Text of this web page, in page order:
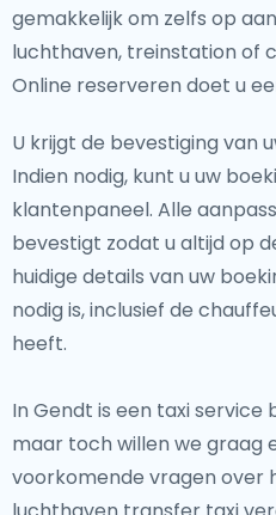
gemakkelijk om zelfs op
luchthaven, treinstation of
Online reserveren doet u
U krijgt de bevestiging van
Indien nodig, kunt u uw
klantenpaneel. Alle
bevestigt zodat u altijd op
huidige details van uw
nodig is, inclusief de
heeft.
In Gendt is een taxi service
maar toch willen we graag
voorkomende vragen over